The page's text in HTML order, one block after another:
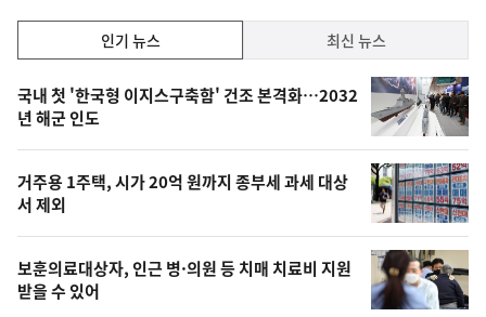
락
기,
최
신,
오
늘
의
영
상
인기 뉴스 최신 뉴스
기
뉴
스
국내 첫 '한국형 이지스구축함' 건조 본격화…2032
년 해군 인도
거주용 1주택, 시가 20억 원까지 종부세 과세 대상
서 제외
보훈의료대상자, 인근 병·의원 등 치매 치료비 지원
받을 수 있어